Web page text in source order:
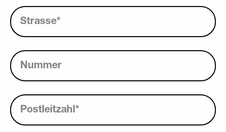
Strasse*
Nummer
Postleitzahl*